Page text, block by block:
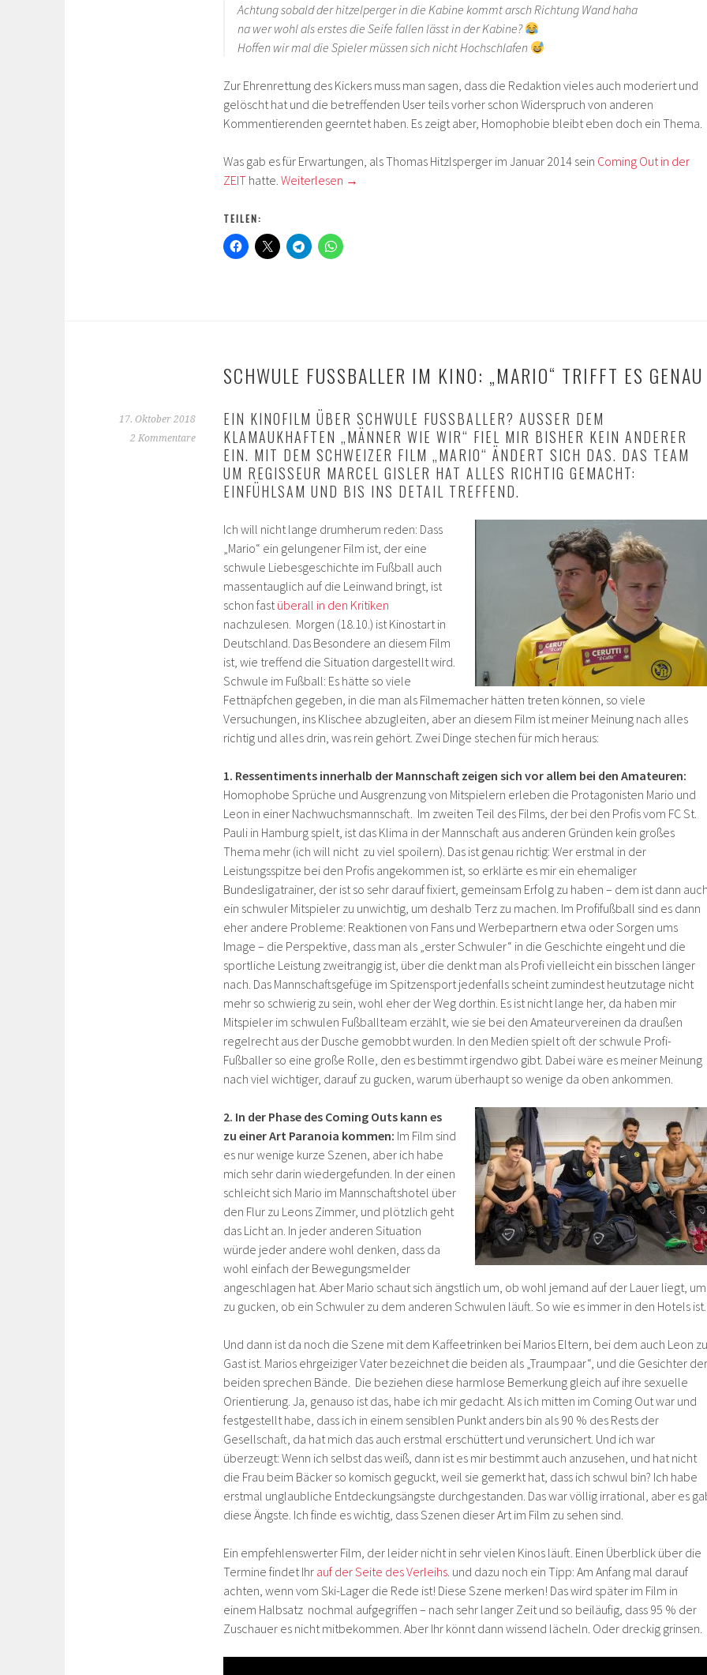
Achtung sobald der hitzelperger in die Kabine kommt arsch Richtung Wand haha
na wer wohl als erstes die Seife fallen lässt in der Kabine?
Hoffen wir mal die Spieler müssen sich nicht Hochschlafen
Zur Ehrenrettung des Kickers muss man sagen, dass die Redaktion vieles auch moderiert und
gelöscht hat und die betreffenden User teils vorher schon Widerspruch von anderen
Kommentierenden geerntet haben. Es zeigt aber, Homophobie bleibt eben doch ein Thema.
Was gab es für Erwartungen, als Thomas Hitzlsperger im Januar 2014 sein Coming Out in der
ZEIT hatte. Weiterlesen →
TEILEN:
SCHWULE FUSSBALLER IM KINO: „MARIO“ TRIFFT ES GENAU
17. Oktober 2018
2 Kommentare
EIN KINOFILM ÜBER SCHWULE FUSSBALLER? AUSSER DEM KL
AMAUKHAFTEN „MÄNNER WIE WIR“ FIEL MIR BISHER KEIN ANDERER EI
N. MIT DEM SCHWEIZER FILM „MARIO“ ÄNDERT SICH DAS. DAS TEAM UM
REGISSEUR MARCEL GISLER HAT ALLES RICHTIG GEMACHT: EI
NFÜHLSAM UND BIS INS DETAIL TREFFEND.
Ich will nicht lange drumherum reden: Dass
„Mario“ ein gelungener Film ist, der eine
schwule Liebesgeschichte im Fußball auch
massentauglich auf die Leinwand bringt, ist
schon fast überall in den Kritiken
nachzulesen. Morgen (18.10.) ist Kinostart in
Deutschland. Das Besondere an diesem Film
ist, wie treffend die Situation dargestellt wird.
Schwule im Fußball: Es hätte so viele
Fettnäpfchen gegeben, in die man als Filmemacher hätten treten können, so viele
Versuchungen, ins Klischee abzugleiten, aber an diesem Film ist meiner Meinung nach alles
richtig und alles drin, was rein gehört. Zwei Dinge stechen für mich heraus:
1. Ressentiments innerhalb der Mannschaft zeigen sich vor allem bei den Amateuren:
Homophobe Sprüche und Ausgrenzung von Mitspielern erleben die Protagonisten Mario und
Leon in einer Nachwuchsmannschaft. Im zweiten Teil des Films, der bei den Profis vom FC St.
Pauli in Hamburg spielt, ist das Klima in der Mannschaft aus anderen Gründen kein großes
Thema mehr (ich will nicht zu viel spoilern). Das ist genau richtig: Wer erstmal in der
Leistungsspitze bei den Profis angekommen ist, so erklärte es mir ein ehemaliger
Bundesligatrainer, der ist so sehr darauf fixiert, gemeinsam Erfolg zu haben – dem ist dann
ein schwuler Mitspieler zu unwichtig, um deshalb Terz zu machen. Im Profifußball sind es dann
eher andere Probleme: Reaktionen von Fans und Werbepartnern etwa oder Sorgen ums
Image – die Perspektive, dass man als „erster Schwuler“ in die Geschichte eingeht und die
sportliche Leistung zweitrangig ist, über die denkt man als Profi vielleicht ein bisschen länger
nach. Das Mannschaftsgefüge im Spitzensport jedenfalls scheint zumindest heutzutage nicht
mehr so schwierig zu sein, wohl eher der Weg dorthin. Es ist nicht lange her, da haben mir
Mitspieler im schwulen Fußballteam erzählt, wie sie bei den Amateurvereinen da draußen
regelrecht aus der Dusche gemobbt wurden. In den Medien spielt oft der schwule Profi-
Fußballer so eine große Rolle, den es bestimmt irgendwo gibt. Dabei wäre es meiner Meinung
nach viel wichtiger, darauf zu gucken, warum überhaupt so wenige da oben ankommen.
2. In der Phase des Coming Outs kann es
zu einer Art Paranoia kommen: Im Film sind
es nur wenige kurze Szenen, aber ich habe
mich sehr darin wiedergefunden. In der einen
schleicht sich Mario im Mannschaftshotel über
den Flur zu Leons Zimmer, und plötzlich geht
das Licht an. In jeder anderen Situation
würde jeder andere wohl denken, dass da
wohl einfach der Bewegungsmelder
angeschlagen hat. Aber Mario schaut sich ängstlich um, ob wohl jemand auf der Lauer liegt, um
zu gucken, ob ein Schwuler zu dem anderen Schwulen läuft. So wie es immer in den Hotels ist.
Und dann ist da noch die Szene mit dem Kaffeetrinken bei Marios Eltern, bei dem auch Leon zu
Gast ist. Marios ehrgeiziger Vater bezeichnet die beiden als „Traumpaar“, und die Gesichter der
beiden sprechen Bände. Die beziehen diese harmlose Bemerkung gleich auf ihre sexuelle
Orientierung. Ja, genauso ist das, habe ich mir gedacht. Als ich mitten im Coming Out war und
festgestellt habe, dass ich in einem sensiblen Punkt anders bin als 90 % des Rests der
Gesellschaft, da hat mich das auch erstmal erschüttert und verunsichert. Und ich war
überzeugt: Wenn ich selbst das weiß, dann ist es mir bestimmt auch anzusehen, und hat nicht
die Frau beim Bäcker so komisch geguckt, weil sie gemerkt hat, dass ich schwul bin? Ich habe
erstmal unglaubliche Entdeckungsängste durchgestanden. Das war völlig irrational, aber es
diese Ängste. Ich finde es wichtig, dass Szenen dieser Art im Film zu sehen sind.
Ein empfehlenswerter Film, der leider nicht in sehr vielen Kinos läuft. Einen Überblick über die
Termine findet Ihr auf der Seite des Verleihs . und dazu noch ein Tipp: Am Anfang mal darauf
achten, wenn vom Ski-Lager die Rede ist! Diese Szene merken! Das wird später im Film in
einem Halbsatz nochmal aufgegriffen – nach sehr langer Zeit und so beiläufig, dass 95 % der
Zuschauer es nicht mitbekommen. Aber Ihr könnt dann wissend lächeln. Oder dreckig grinsen.